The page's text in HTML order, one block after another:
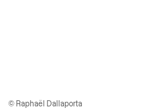
© Raphaël Dallaporta